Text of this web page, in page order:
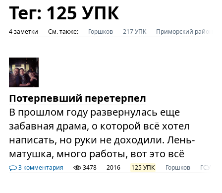
Тег: 125 УПК
4 заметки См. также: Горшков 217 УПК Приморский
Потерпевший перетерпел
В прошлом году развернулась еще
забавная драма, о которой всё хотел
написать, но руки не доходили. Лень-
матушка, много работы, вот это всё
3 комментария 3478 2016 125 УПК Горшков ГСУ